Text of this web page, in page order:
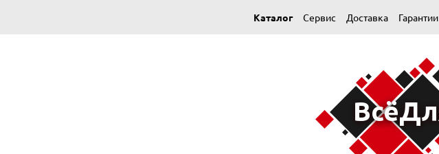
Каталог Сервис Доставка Гарантии